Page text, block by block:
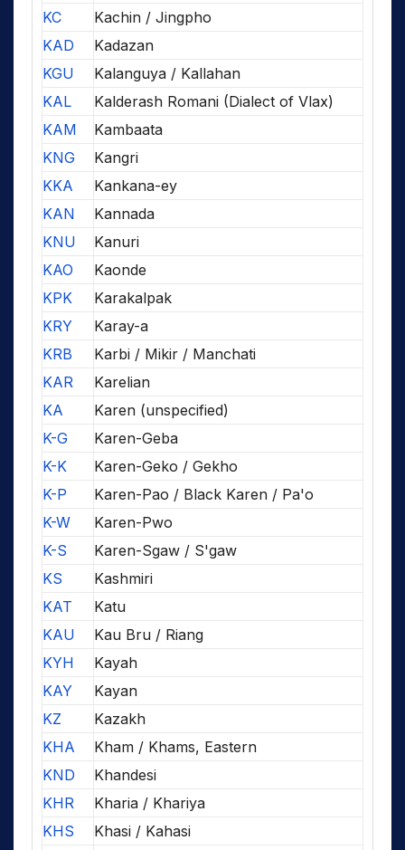
KC
Kachin / Jingpho
KAD
Kadazan
KGU
Kalanguya / Kallahan
KAL
Kalderash Romani (Dialect of Vlax)
KAM
Kambaata
KNG
Kangri
KKA
Kankana-ey
KAN
Kannada
KNU
Kanuri
KAO
Kaonde
KPK
Karakalpak
KRY
Karay-a
KRB
Karbi / Mikir / Manchati
KAR
Karelian
KA
Karen (unspecified)
K-G
Karen-Geba
K-K
Karen-Geko / Gekho
K-P
Karen-Pao / Black Karen / Pa'o
K-W
Karen-Pwo
K-S
Karen-Sgaw / S'gaw
KS
Kashmiri
KAT
Katu
KAU
Kau Bru / Riang
KYH
Kayah
KAY
Kayan
KZ
Kazakh
KHA
Kham / Khams, Eastern
KND
Khandesi
KHR
Kharia / Khariya
KHS
Khasi / Kahasi